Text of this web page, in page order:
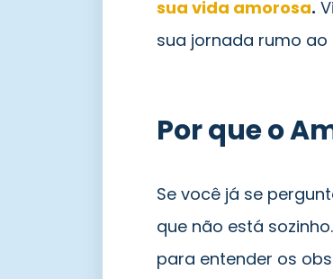
sua vida amorosa.
sua jornada rumo
Por que o
Se você já se
que não está
para entender os